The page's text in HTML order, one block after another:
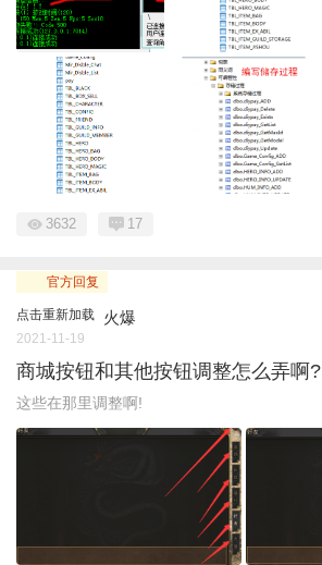
3632 17
官方回复
点击重新加载 火爆
2021-11-19
商城按钮和其他按钮调整怎么弄啊?
这些在那里调整啊!